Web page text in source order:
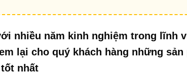
nhiều năm kinh nghiệm trong lĩnh
lại cho quý khách hàng những
nhất